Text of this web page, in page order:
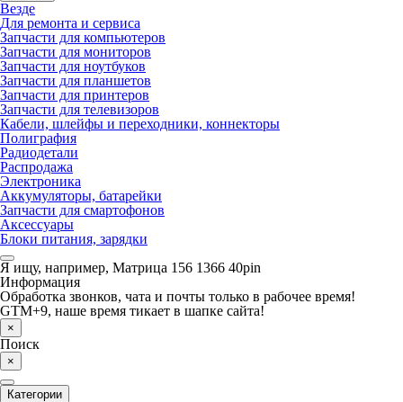
Везде
Для ремонта и сервиса
Запчасти для компьютеров
Запчасти для мониторов
Запчасти для ноутбуков
Запчасти для планшетов
Запчасти для принтеров
Запчасти для телевизоров
Кабели, шлейфы и переходники, коннекторы
Полиграфия
Радиодетали
Распродажа
Электроника
Аккумуляторы, батарейки
Запчасти для смартофонов
Аксессуары
Блоки питания, зарядки
Я ищу, например, Матрица 156 1366 40pin
Информация
Обработка звонков, чата и почты только в рабочее время!
GTM+9, наше время тикает в шапке сайта!
×
Поиск
×
Категории